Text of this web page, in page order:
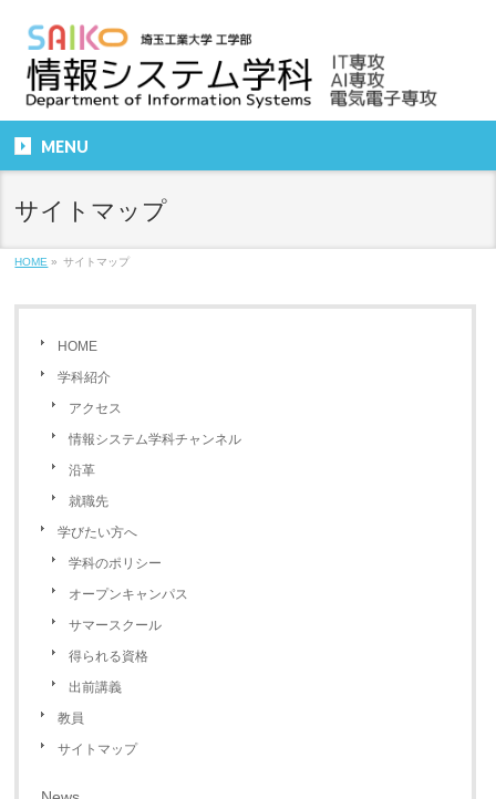
MENU
サイトマップ
HOME » サイトマップ
HOME
学科紹介
アクセス
情報システム学科チャンネル
沿革
就職先
学びたい方へ
学科のポリシー
オープンキャンパス
サマースクール
得られる資格
出前講義
教員
サイトマップ